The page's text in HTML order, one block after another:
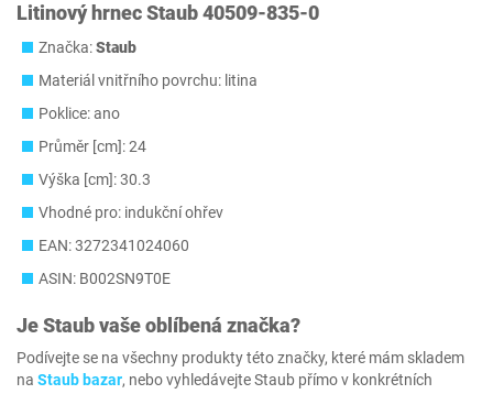
Litinový hrnec Staub 40509-835-0
Značka:Staub
Materiál vnitřního povrchu: litina
Poklice: ano
Průměr [cm]: 24
Výška [cm]: 30.3
Vhodné pro: indukční ohřev
EAN: 3272341024060
ASIN: B002SN9T0E
JeStaubvaše oblíbená značka?
Podívejte se na všechny produkty této značky, které mám skladem
na Staub bazar, nebo vyhledávejte Staub přímo v konkrétních